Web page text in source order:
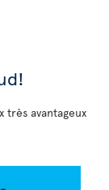
très avantageux